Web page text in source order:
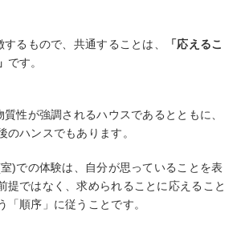
るもので、共通することは、
「応えるこ
です。
性が強調されるハウスであるとともに、
のハンスでもあります。
)での体験は、自分が思っていることを表
提ではなく、求められることに応えること
「順序」に従うことです。